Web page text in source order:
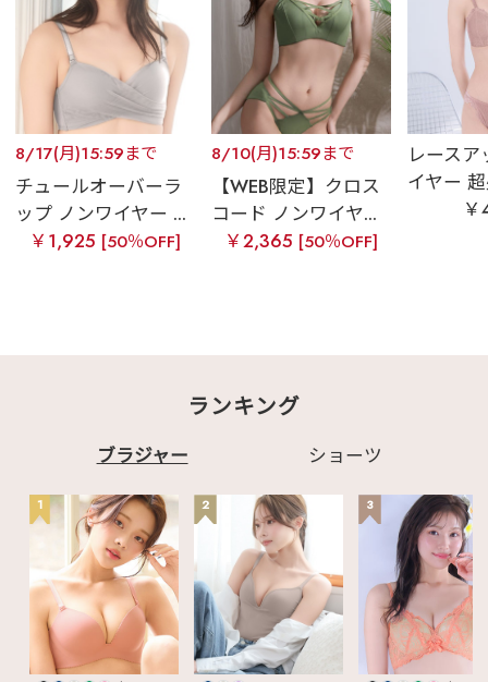
8/17(月)15:59まで
チュールオーバーラ
ップ ノンワイヤー ...
￥1,925 [50％OFF]
8/10(月)15:59まで
【WEB限定】クロス
コード ノンワイヤ...
￥2,365 [50％OFF]
レース
イヤー
ランキング
ブラジャー ショーツ
1 2 3